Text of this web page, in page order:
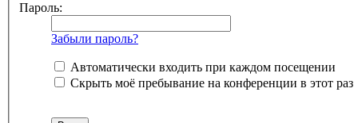
Пароль:
Забыли пароль?
Автоматически входить при каждом посещении
Скрыть моё пребывание на конференции в этот раз